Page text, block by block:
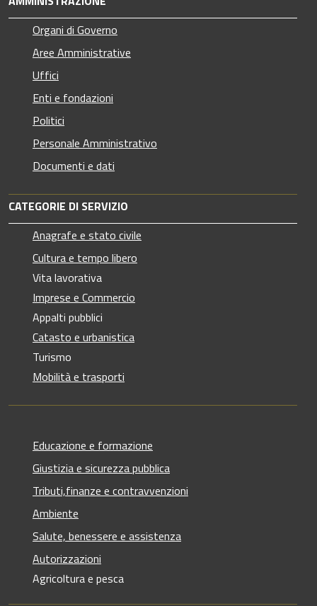
Organi di Governo
Aree Amministrative
Uffici
Enti e fondazioni
Politici
Personale Amministrativo
Documenti e dati
CATEGORIE DI SERVIZIO
Anagrafe e stato civile
Cultura e tempo libero
Vita lavorativa
Imprese e Commercio
Appalti pubblici
Catasto e urbanistica
Turismo
Mobilità e trasporti
Educazione e formazione
Giustizia e sicurezza pubblica
Tributi,finanze e contravvenzioni
Ambiente
Salute, benessere e assistenza
Autorizzazioni
Agricoltura e pesca